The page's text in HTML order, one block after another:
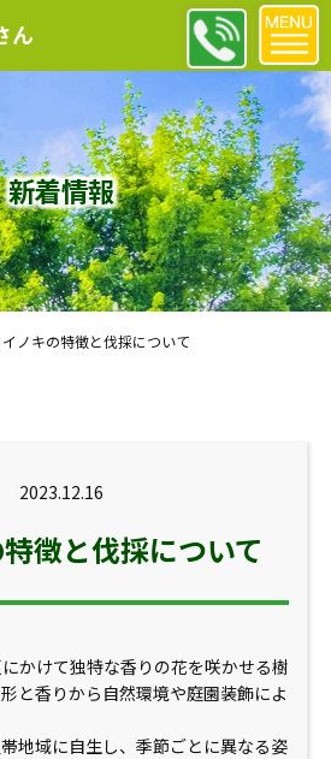
ん
新着情報
イノキの特徴と伐採について
2023.12.16
徴と伐採について
かけて独特な香りの花を咲かせる樹
と香りから自然環境や庭園装飾によ
地域に自生し、季節ごとに異なる姿